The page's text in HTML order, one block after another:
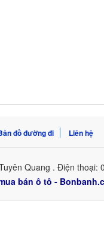
đồ đường đi Liên hệ
Quang . Điện thoại:
bán ô tô -